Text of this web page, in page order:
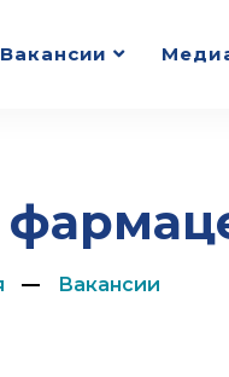
Вакансии
Вакансии